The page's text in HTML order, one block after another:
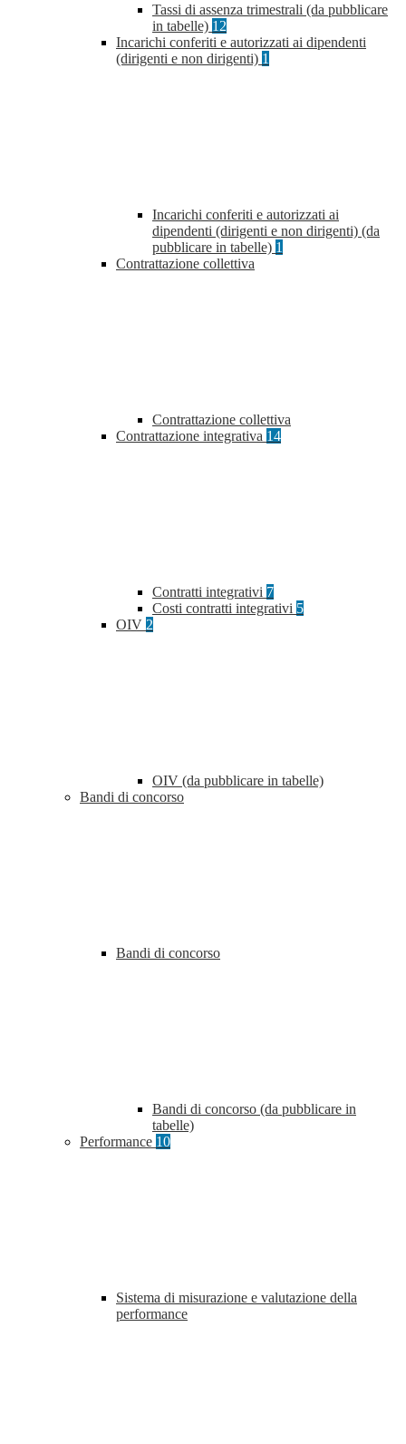
Tassi di assenza trimestrali (da pubblicare
in tabelle) 12
Incarichi conferiti e autorizzati ai dipendenti
(dirigenti e non dirigenti) 1
Incarichi conferiti e autorizzati ai
dipendenti (dirigenti e non dirigenti) (da
pubblicare in tabelle) 1
Contrattazione collettiva
Contrattazione collettiva
Contrattazione integrativa 14
Contratti integrativi 7
Costi contratti integrativi 5
OIV 2
OIV (da pubblicare in tabelle)
Bandi di concorso
Bandi di concorso
Bandi di concorso (da pubblicare in
tabelle)
Performance 10
Sistema di misurazione e valutazione della
performance